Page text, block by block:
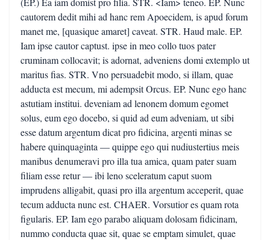
cautorem dedit mihi ad hanc rem Apoecidem, is apud forum
manet me, [quasique amaret] caveat. STR. Haud male. EP.
Iam ipse cautor captust. ipse in meo collo tuos pater
cruminam collocavit; is adornat, adveniens domi extemplo ut
maritus fias. STR. Vno persuadebit modo, si illam, quae
adducta est mecum, mi adempsit Orcus. EP. Nunc ego hanc
astutiam institui. deveniam ad lenonem domum egomet
solus, eum ego docebo, si quid ad eum adveniam, ut sibi
esse datum argentum dicat pro fidicina, argenti minas se
habere quinquaginta — quippe ego qui nudiustertius meis
manibus denumeravi pro illa tua amica, quam pater suam
filiam esse retur — ibi leno sceleratum caput suom
imprudens alligabit, quasi pro illa argentum acceperit, quae
tecum adducta nunc est. CHAER. Vorsutior es quam rota
figularis. EP. Iam ego parabo aliquam dolosam fidicinam,
nummo conducta quae sit, quae se emptam simulet, quae